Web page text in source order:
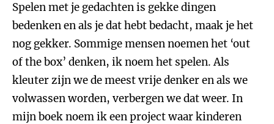
Spelen met je gedachten is gekke dingen
bedenken en als je dat hebt bedacht, maak je het
nog gekker. Sommige mensen noemen het ‘out
of the box’ denken, ik noem het spelen. Als
kleuter zijn we de meest vrije denker en als we
volwassen worden, verbergen we dat weer. In
mijn boek noem ik een project waar kinderen